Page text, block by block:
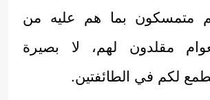
متمسكون بما هم عليه من
مقلدون لهم، لا بصيرة
لكم في الطائفتين.